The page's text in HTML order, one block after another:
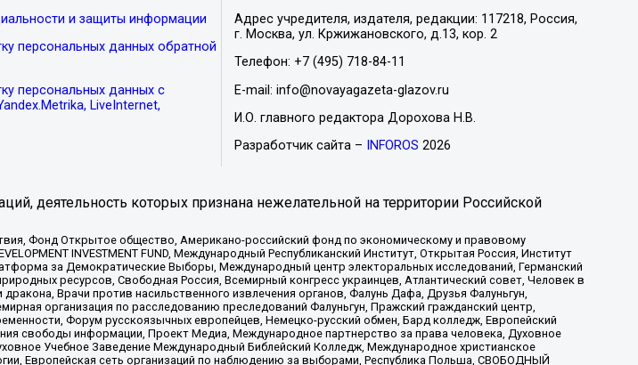
и защиты информации
персональных данных обратной
персональных данных с
LiveInternet,
Адрес учредителя, издателя, редакции: 117218, Россия,
г. Москва, ул. Кржижановского, д.13, кор. 2
Телефон: +7 (495) 718-84-11
E-mail: info@novayagazeta-glazov.ru
И.О. главного редактора Дорохова Н.В.
Разработчик сайта – INFOROS 2026
деятельность которых признана нежелательной на территории Российской
Фонд Открытое общество, Американо-российский фонд по экономическому и правовому
INVESTMENT FUND, Международный Республиканский Институт, Открытая Россия, Институт
за Демократические Выборы, Международный центр электоральных исследований, Германский
ресурсов, Свободная Россия, Всемирный конгресс украинцев, Атлантический совет, Человек в
Врачи против насильственного извлечения органов, Фалунь Дафа, Друзья Фалуньгун,
организация по расследованию преследований Фалуньгун, Пражский гражданский центр,
Форум русскоязычных европейцев, Немецко-русский обмен, Бард колледж, Европейский
свободы информации, Проект Медиа, Международное партнерство за права человека, Духовное
Учебное Заведение Международный Библейский Колледж, Международное христианское
Европейская сеть организаций по наблюдению за выборами, Республика Польша, СВОБОДНЫЙ